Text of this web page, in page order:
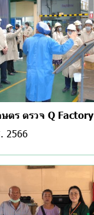
ตร ตรวจ Q Factory
2566